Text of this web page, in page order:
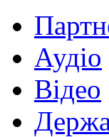
Аудіо
Відео